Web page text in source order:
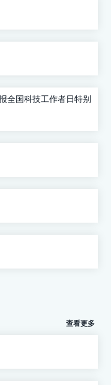
全国科技工作者日特别
查看更多